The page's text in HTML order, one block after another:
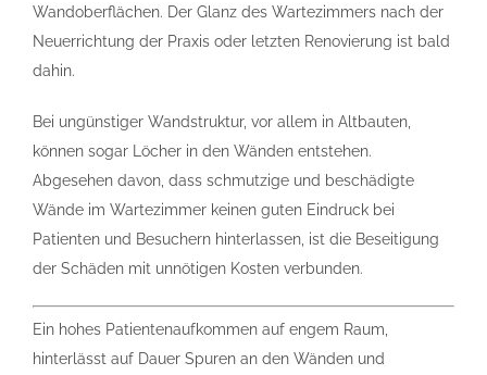
Wandoberflächen. Der Glanz des Wartezimmers nach der
Neuerrichtung der Praxis oder letzten Renovierung ist bald
dahin.
Bei ungünstiger Wandstruktur, vor allem in Altbauten,
können sogar Löcher in den Wänden entstehen.
Abgesehen davon, dass schmutzige und beschädigte
Wände im Wartezimmer keinen guten Eindruck bei
Patienten und Besuchern hinterlassen, ist die Beseitigung
der Schäden mit unnötigen Kosten verbunden.
Ein hohes Patientenaufkommen auf engem Raum,
hinterlässt auf Dauer Spuren an den Wänden und